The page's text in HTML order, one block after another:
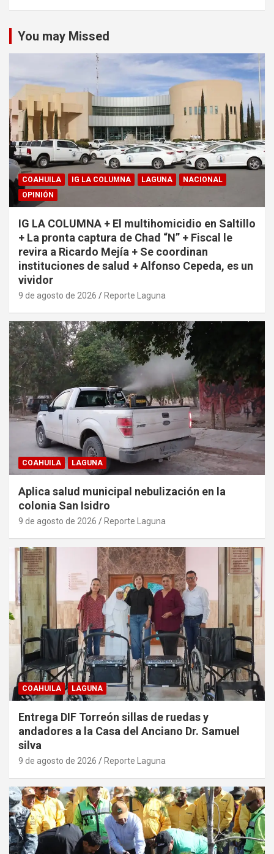
You may Missed
COAHUILA IG LA COLUMNA LAGUNA
NACIONAL
OPINIÓN
IG LA COLUMNA + El multihomicidio en Saltillo
+ La pronta captura de Chad “N” + Fiscal le
revira a Ricardo Mejía + Se coordinan
instituciones de salud + Alfonso Cepeda, es un
vividor
9 de agosto de 2026 Reporte Laguna
COAHUILA LAGUNA
Aplica salud municipal nebulización en la
colonia San Isidro
9 de agosto de 2026 Reporte Laguna
COAHUILA LAGUNA
Entrega DIF Torreón sillas de ruedas y
andadores a la Casa del Anciano Dr. Samuel
silva
9 de agosto de 2026 Reporte Laguna